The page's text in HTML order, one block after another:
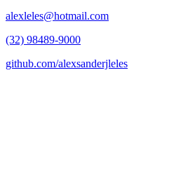
alexleles@hotmail.com
(32) 98489-9000
github.com/alexsanderjleles